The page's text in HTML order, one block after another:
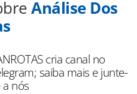
Análise Dos
cria canal no
saiba mais e junte-
a nós